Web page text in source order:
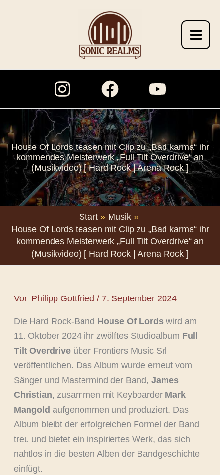
House Of Lords teasen mit Clip zu „Bad karma“ ihr
kommendes Meisterwerk „Full Tilt Overdrive“ an
(Musikvideo) [ Hard Rock | Arena Rock ]
Start
Musik
House Of Lords teasen mit Clip zu „Bad karma“ ihr
kommendes Meisterwerk „Full Tilt Overdrive“ an
(Musikvideo) [ Hard Rock | Arena Rock ]
Von Philipp Gottfried / 7. September 2024
Die Hard Rock-Band House Of Lords wird am
11. Oktober 2024 ihr zwölftes Studioalbum Full
Tilt Overdriveüber Frontiers Music Srl
veröffentlichen. Das Album wurde erneut vom
Sänger und Mastermind der Band, James
Christian, zusammen mit Keyboarder Mark
Mangold aufgenommen und produziert. Das
Album bleibt der erfolgreichen Formel der Band
treu und bietet ein inspiriertes Werk, das sich
nahtlos in die besten Alben der Bandgeschichte
einfügt.